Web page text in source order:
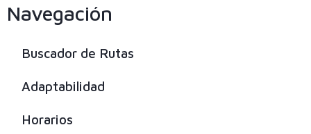
Navegación
Buscador de Rutas
Adaptabilidad
Horarios